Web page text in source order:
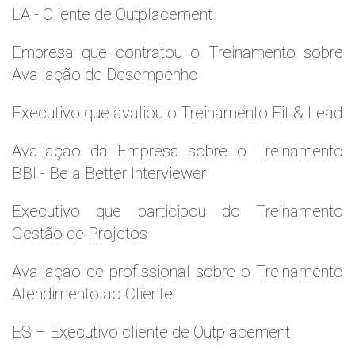
LA - Cliente de Outplacement
Empresa que contratou o Treinamento sobre
Avaliação de Desempenho
Executivo que avaliou o Treinamento Fit & Lead
Avaliaçao da Empresa sobre o Treinamento
BBI - Be a Better Interviewer
Executivo que participou do Treinamento
Gestão de Projetos
Avaliaçao de profissional sobre o Treinamento
Atendimento ao Cliente
ES – Executivo cliente de Outplacement